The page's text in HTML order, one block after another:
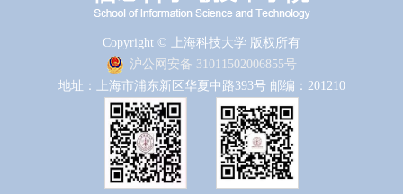
Copyright © 上海科技大学 版权所有
沪公网安备 31011502006855号
地址：上海市浦东新区华夏中路393号 邮编：201210